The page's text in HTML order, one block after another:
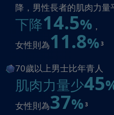
降， 男性長者的肌肉力量
下降14.5% ，
女性則為11.8% 3
70歲以上男士比年青人
肌肉力量少45
女性則為37% 3